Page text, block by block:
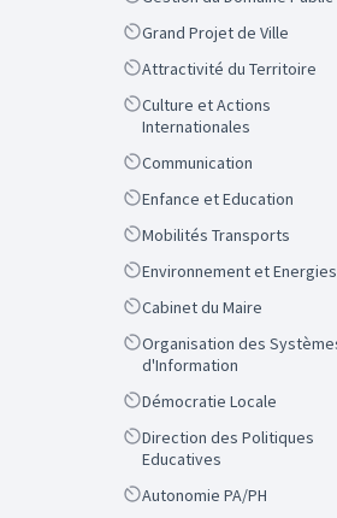
ScopeGrand Projet de Ville
ScopeAttractivité du Territoire
Scope
Culture et Actions
Internationales
ScopeCommunication
ScopeEnfance et Education
ScopeMobilités Transports
ScopeEnvironnement et Energies
ScopeCabinet du Maire
Scope
Organisation des Systèmes
d'Information
ScopeDémocratie Locale
Scope
Direction des Politiques
Educatives
ScopeAutonomie PA/PH